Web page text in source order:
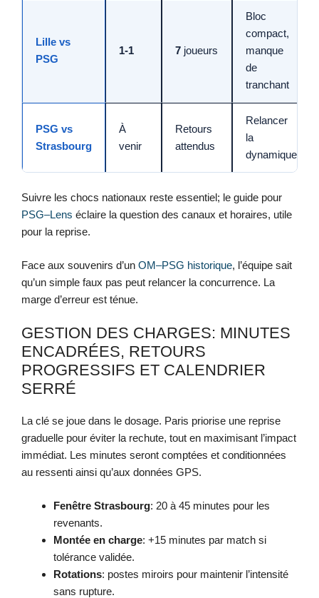
Lille vs
PSG
1-1 7 joueurs
Bloc
compact,
manque
de
tranchant
PSG vs
Strasbourg
À
venir
Retours
attendus
Relancer
la
dynamique
Suivre les chocs nationaux reste essentiel; le guide pour
PSG–Lens éclaire la question des canaux et horaires, utile
pour la reprise.
Face aux souvenirs d’un OM–PSG historique, l’équipe sait
qu’un simple faux pas peut relancer la concurrence. La
marge d’erreur est ténue.
GESTION DES CHARGES: MINUTES
ENCADRÉES, RETOURS
PROGRESSIFS ET CALENDRIER
SERRÉ
La clé se joue dans le dosage. Paris priorise une reprise
graduelle pour éviter la rechute, tout en maximisant l’impact
immédiat. Les minutes seront comptées et conditionnées
au ressenti ainsi qu’aux données GPS.
Fenêtre Strasbourg: 20 à 45 minutes pour les
revenants.
Montée en charge: +15 minutes par match si
tolérance validée.
Rotations: postes miroirs pour maintenir l’intensité
sans rupture.